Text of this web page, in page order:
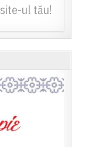
site-ul tău!